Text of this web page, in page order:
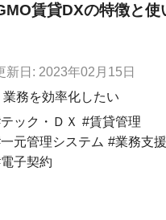
賃貸DXの特徴と使
新日: 2023年02月15日
業務を効率化したい
テック・ＤＸ
賃貸管理
一元管理システム
業務支援
電子契約